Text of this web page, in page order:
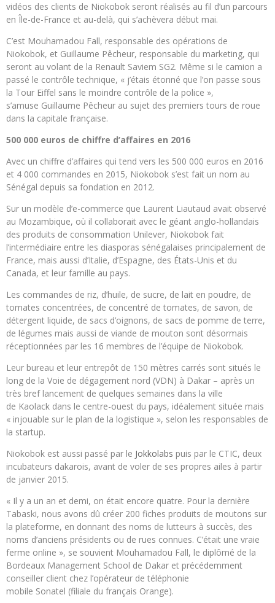
vidéos des clients de Niokobok seront réalisés au fil d’un parcours
en Île-de-France et au-delà, qui s’achèvera début mai.
C’est Mouhamadou Fall, responsable des opérations de
Niokobok, et Guillaume Pêcheur, responsable du marketing, qui
seront au volant de la Renault Saviem SG2. Même si le camion a
passé le contrôle technique, « j’étais étonné que l’on passe sous
la Tour Eiffel sans le moindre contrôle de la police »,
s’amuse Guillaume Pêcheur au sujet des premiers tours de roue
dans la capitale française.
500 000 euros de chiffre d’affaires en 2016
Avec un chiffre d’affaires qui tend vers les 500 000 euros en 2016
et 4 000 commandes en 2015, Niokobok s’est fait un nom au
Sénégal depuis sa fondation en 2012.
Sur un modèle d’e-commerce que Laurent Liautaud avait observé
au Mozambique, où il collaborait avec le géant anglo-hollandais
des produits de consommation Unilever, Niokobok fait
l’intermédiaire entre les diasporas sénégalaises principalement de
France, mais aussi d’Italie, d’Espagne, des États-Unis et du
Canada, et leur famille au pays.
Les commandes de riz, d’huile, de sucre, de lait en poudre, de
tomates concentrées, de concentré de tomates, de savon, de
détergent liquide, de sacs d’oignons, de sacs de pomme de terre,
de légumes mais aussi de viande de mouton sont désormais
réceptionnées par les 16 membres de l’équipe de Niokobok.
Leur bureau et leur entrepôt de 150 mètres carrés sont situés le
long de la Voie de dégagement nord (VDN) à Dakar – après un
très bref lancement de quelques semaines dans la ville
de Kaolack dans le centre-ouest du pays, idéalement située mais
« injouable sur le plan de la logistique », selon les responsables de
la startup.
Niokobok est aussi passé par le Jokkolabs puis par le CTIC, deux
incubateurs dakarois, avant de voler de ses propres ailes à partir
de janvier 2015.
« Il y a un an et demi, on était encore quatre. Pour la dernière
Tabaski, nous avons dû créer 200 fiches produits de moutons sur
la plateforme, en donnant des noms de lutteurs à succès, des
noms d’anciens présidents ou de rues connues. C’était une vraie
ferme online », se souvient Mouhamadou Fall, le diplômé de la
Bordeaux Management School de Dakar et précédemment
conseiller client chez l’opérateur de téléphonie
mobile Sonatel (filiale du français Orange).